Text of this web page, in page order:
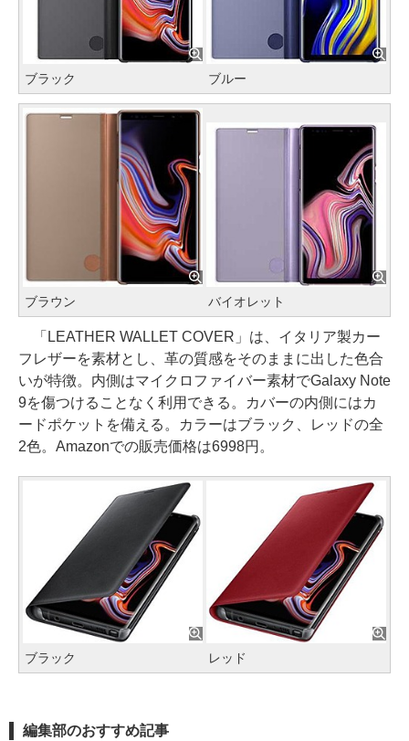
ブラック ブルー
ブラウン バイオレット
「LEATHER WALLET COVER」は、イタリア製カー
フレザーを素材とし、革の質感をそのままに出した色合
いが特徴。内側はマイクロファイバー素材でGalaxy Note
9を傷つけることなく利用できる。カバーの内側にはカ
ードポケットを備える。カラーはブラック、レッドの全
2色。Amazonでの販売価格は6998円。
ブラック レッド
編集部のおすすめ記事